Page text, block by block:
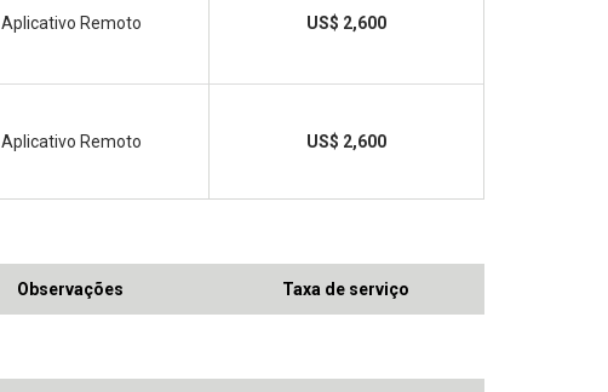
Aplicativo Remoto US$ 2,600
Aplicativo Remoto US$ 2,600
Observações Taxa de serviço